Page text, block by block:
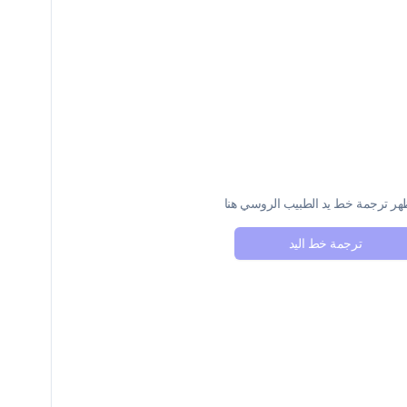
ترجمة خط يد الطبيب الروسي هنا
ترجمة خط اليد